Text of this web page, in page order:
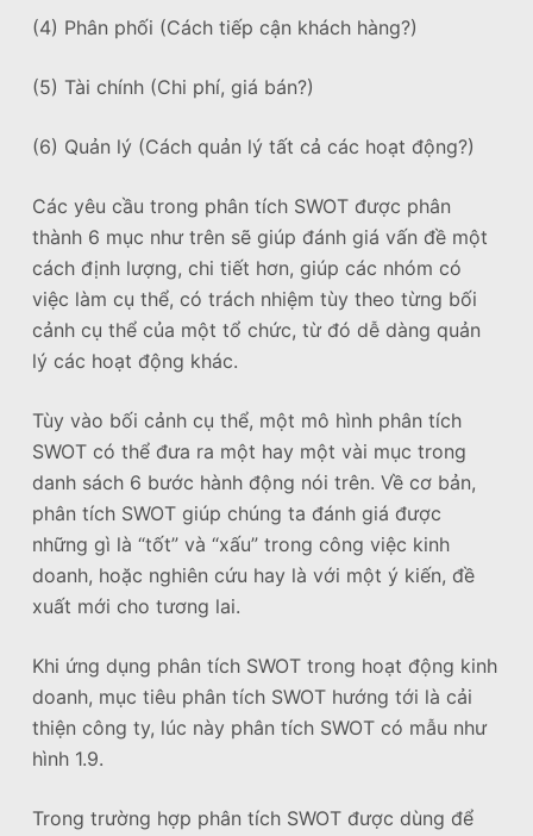
(4) Phân phối (Cách tiếp cận khách hàng?)
(5) Tài chính (Chi phí, giá bán?)
(6) Quản lý (Cách quản lý tất cả các hoạt động?)
Các yêu cầu trong phân tích SWOT được phân
thành 6 mục như trên sẽ giúp đánh giá vấn đề một
cách định lượng, chi tiết hơn, giúp các nhóm có
việc làm cụ thể, có trách nhiệm tùy theo từng bối
cảnh cụ thể của một tổ chức, từ đó dễ dàng quản
lý các hoạt động khác.
Tùy vào bối cảnh cụ thể, một mô hình phân tích
SWOT có thể đưa ra một hay một vài mục trong
danh sách 6 bước hành động nói trên. Về cơ bản,
phân tích SWOT giúp chúng ta đánh giá được
những gì là “tốt” và “xấu” trong công việc kinh
doanh, hoặc nghiên cứu hay là với một ý kiến, đề
xuất mới cho tương lai.
Khi ứng dụng phân tích SWOT trong hoạt động kinh
doanh, mục tiêu phân tích SWOT hướng tới là cải
thiện công ty, lúc này phân tích SWOT có mẫu như
hình 1.9.
Trong trường hợp phân tích SWOT được dùng để